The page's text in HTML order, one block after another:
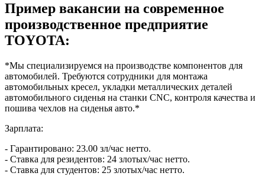
Пример вакансии на современное
производственное предприятие
TOYOTA:
*Мы специализируемся на производстве компонентов для
автомобилей. Требуются сотрудники для монтажа
автомобильных кресел, укладки металлических деталей
автомобильного сиденья на станки CNC, контроля качества и
пошива чехлов на сиденья авто.*
Зарплата:
- Гарантировано: 23.00 зл/час нетто.
- Ставка для резидентов: 24 злотых/час нетто.
- Ставка для студентов: 25 злотых/час нетто.